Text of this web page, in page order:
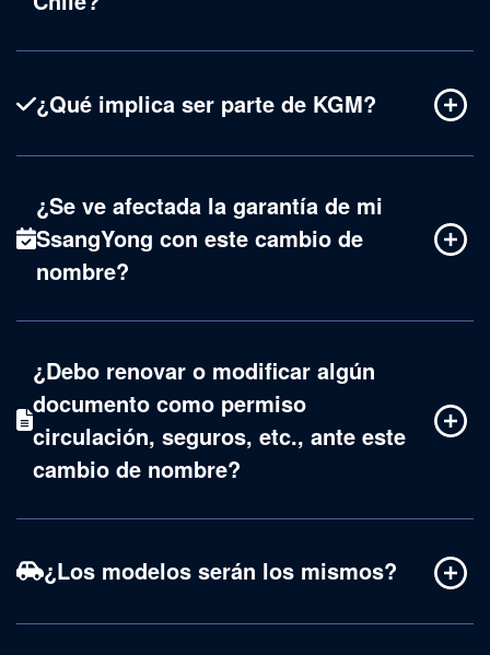
¿Qué implica ser parte de KGM?
¿Se ve afectada la garantía de mi
SsangYong con este cambio de
nombre?
¿Debo renovar o modificar algún
documento como permiso
circulación, seguros, etc., ante este
cambio de nombre?
¿Los modelos serán los mismos?